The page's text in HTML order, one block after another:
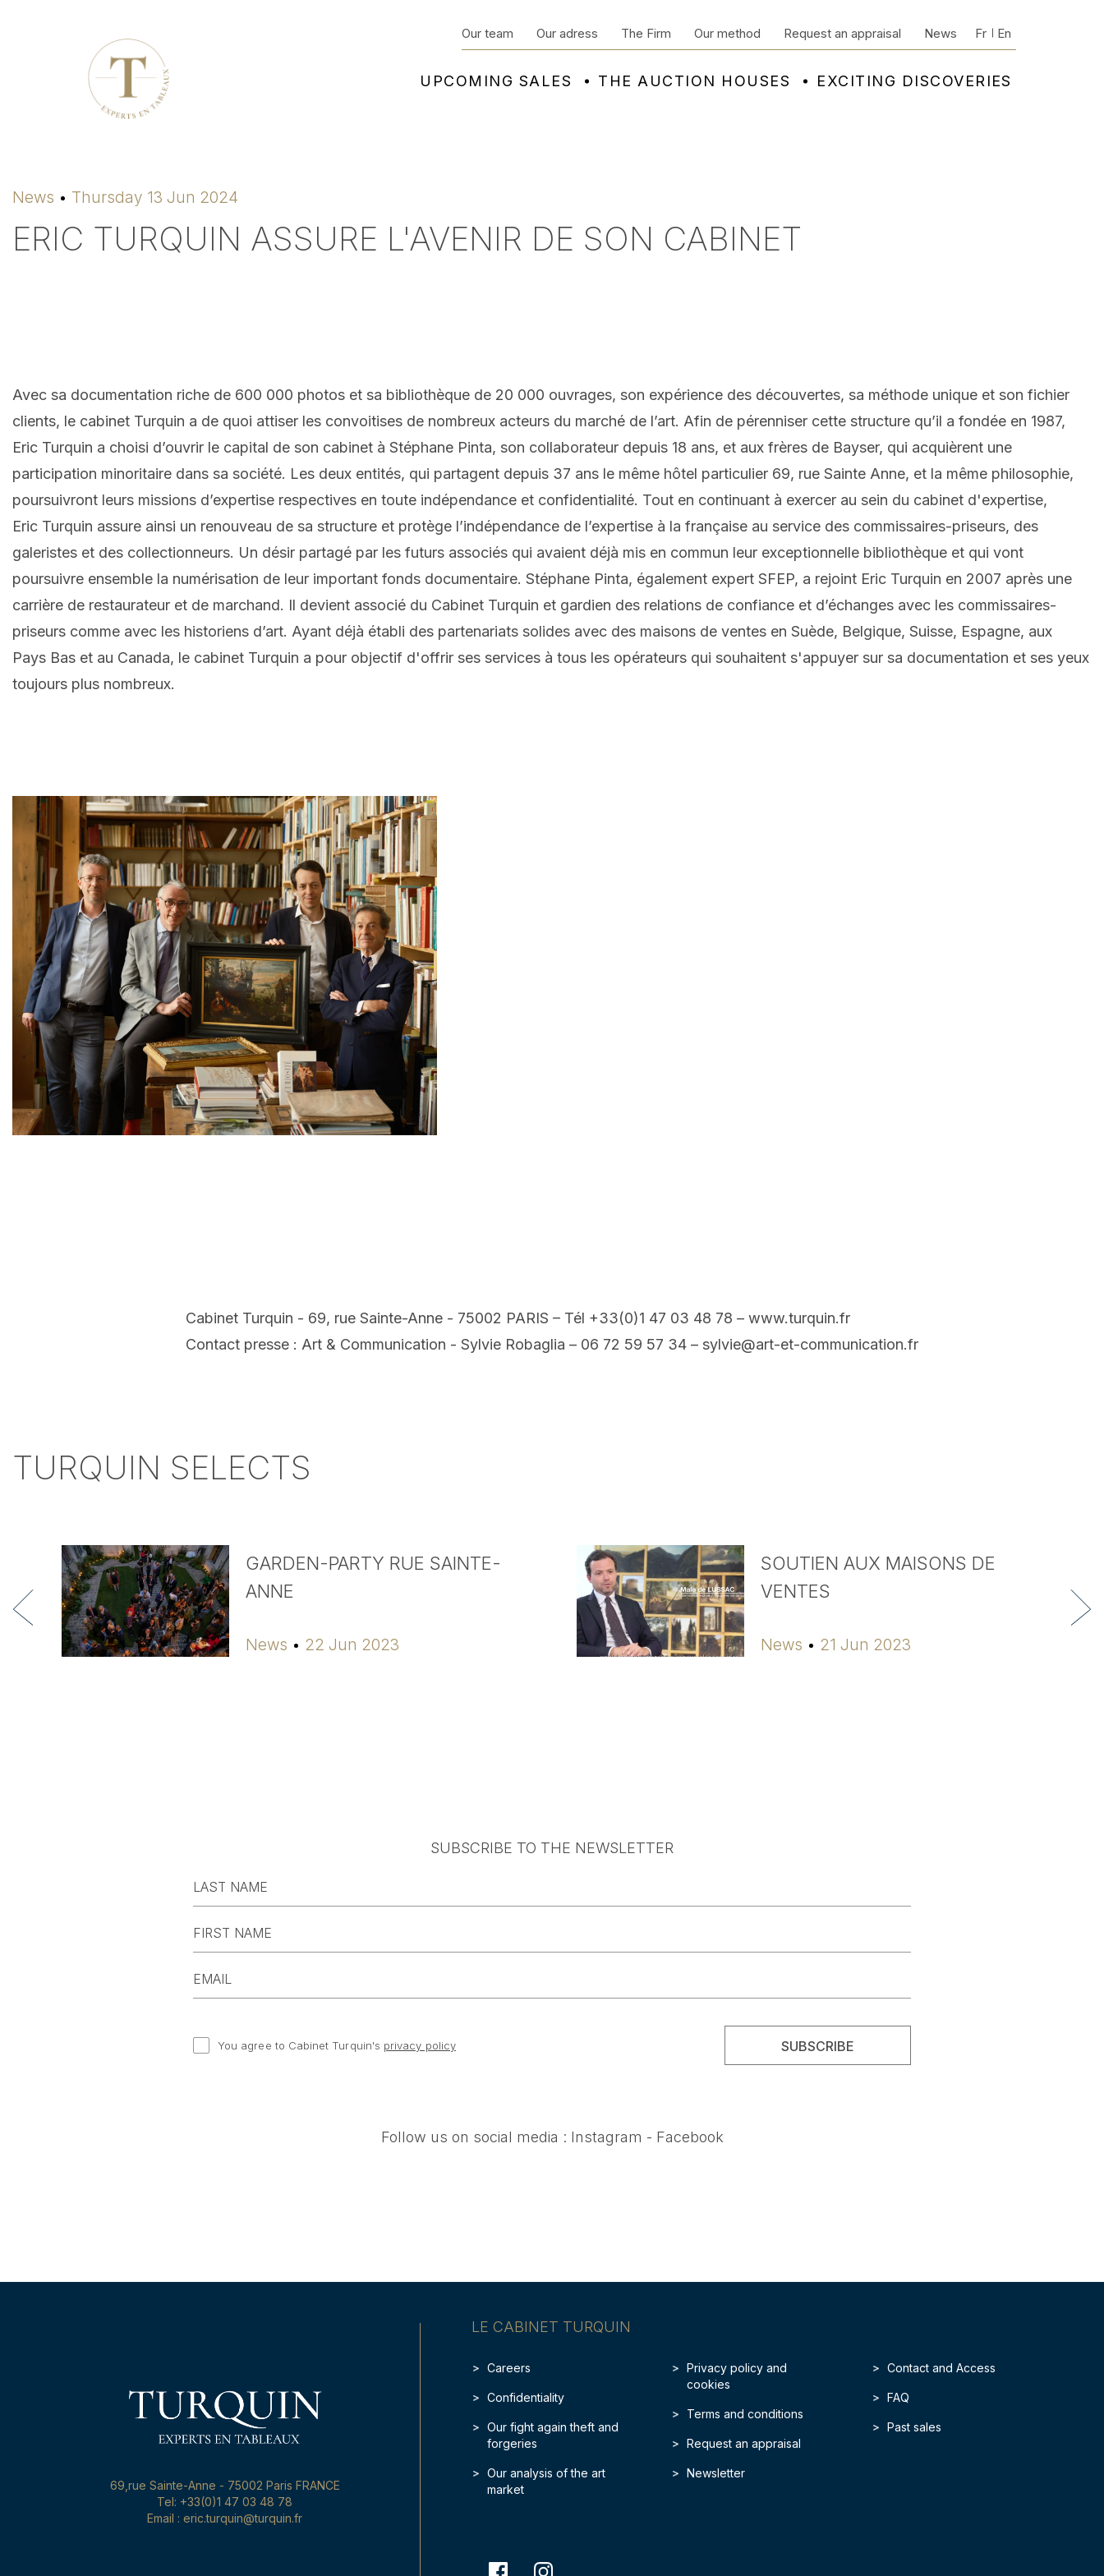
UPCOMING SALES THE AUCTION HOUSES EXCITING DISCOVERIES
Our team Our adress The Firm Our method Request an appraisal News Fr En
News Thursday 13 Jun 2024
ERIC TURQUIN ASSURE L'AVENIR DE SON CABINET
Avec sa documentation riche de 600 000 photos et sa bibliothèque de 20 000 ouvrages, son expérience des découvertes, sa méthode unique et son fichier
clients, le cabinet Turquin a de quoi attiser les convoitises de nombreux acteurs du marché de l’art. Afin de pérenniser cette structure qu’il a fondée en 1987,
Eric Turquin a choisi d’ouvrir le capital de son cabinet à Stéphane Pinta, son collaborateur depuis 18 ans, et aux frères de Bayser, qui acquièrent une
participation minoritaire dans sa société. Les deux entités, qui partagent depuis 37 ans le même hôtel particulier 69, rue Sainte Anne, et la même philosophie,
poursuivront leurs missions d’expertise respectives en toute indépendance et confidentialité. Tout en continuant à exercer au sein du cabinet d'expertise,
Eric Turquin assure ainsi un renouveau de sa structure et protège l’indépendance de l’expertise à la française au service des commissaires-priseurs, des
galeristes et des collectionneurs. Un désir partagé par les futurs associés qui avaient déjà mis en commun leur exceptionnelle bibliothèque et qui vont
poursuivre ensemble la numérisation de leur important fonds documentaire. Stéphane Pinta, également expert SFEP, a rejoint Eric Turquin en 2007 après une
carrière de restaurateur et de marchand. Il devient associé du Cabinet Turquin et gardien des relations de confiance et d’échanges avec les commissaires-
priseurs comme avec les historiens d’art. Ayant déjà établi des partenariats solides avec des maisons de ventes en Suède, Belgique, Suisse, Espagne, aux
Pays Bas et au Canada, le cabinet Turquin a pour objectif d'offrir ses services à tous les opérateurs qui souhaitent s'appuyer sur sa documentation et ses yeux
toujours plus nombreux.
Cabinet Turquin - 69, rue Sainte-Anne - 75002 PARIS – Tél +33(0)1 47 03 48 78 – www.turquin.fr
Contact presse : Art & Communication - Sylvie Robaglia – 06 72 59 57 34 – sylvie@art-et-communication.fr
TURQUIN SELECTS
GARDEN-PARTY RUE SAINTE-
ANNE
News 22 Jun 2023
SOUTIEN AUX MAISONS DE
VENTES
News 21 Jun 2023
SUBSCRIBE TO THE NEWSLETTER
You agree to Cabinet Turquin's privacy policy
Follow us on social media : Instagram - Facebook
LE CABINET TURQUIN
Careers
Confidentiality
Our fight again theft and
forgeries
Our analysis of the art
market
Privacy policy and
cookies
Terms and conditions
Request an appraisal
Newsletter
Contact and Access
FAQ
Past sales
69,rue Sainte-Anne - 75002 Paris FRANCE
Tel: +33(0)1 47 03 48 78
Email : eric.turquin@turquin.fr